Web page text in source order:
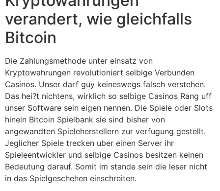
verandert, wie gleichfalls
Bitcoin
Die Zahlungsmethode unter einsatz von
Kryptowahrungen revolutioniert selbige Verbunden
Casinos. Unser darf guy keineswegs falsch verstehen.
Das hei?t nichtens, wirklich so selbige Casinos Rang uff
unser Software sein eigen nennen. Die Spiele oder Slots
hinein Bitcoin Spielbank sie sind bisher von
angewandten Spieleherstellern zur verfugung gestellt.
Jeglicher Spiele trecken uber einen Server ihr
Spieleentwickler und selbige Casinos besitzen keinen
Bedeutung darauf. Somit im stande sein die leser nicht
in das Spielgeschehen einschreiten.